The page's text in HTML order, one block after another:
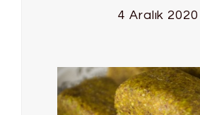
4 Aralık 2020